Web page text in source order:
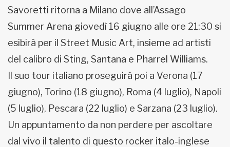
Savoretti ritorna a Milano dove all’Assago
Summer Arena giovedì 16 giugno alle ore 21:30 si
esibirà per il Street Music Art, insieme ad artisti
del calibro di Sting, Santana e Pharrel Williams.
Il suo tour italiano proseguirà poi a Verona (17
giugno), Torino (18 giugno), Roma (4 luglio), Napoli
(5 luglio), Pescara (22 luglio) e Sarzana (23 luglio).
Un appuntamento da non perdere per ascoltare
dal vivo il talento di questo rocker italo-inglese